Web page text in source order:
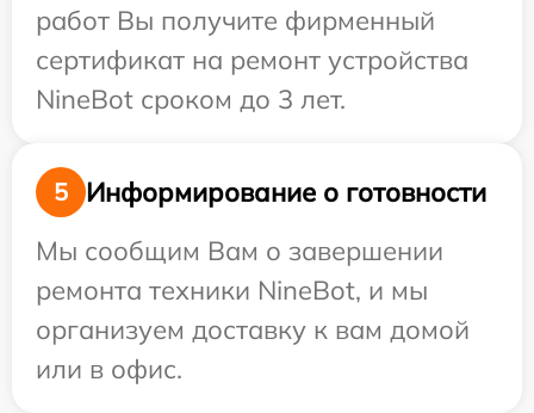
работ Вы получите фирменный
сертификат на ремонт устройства
NineBot сроком до 3 лет.
5
Информирование о готовности
Мы сообщим Вам о завершении
ремонта техники NineBot, и мы
организуем доставку к вам домой
или в офис.